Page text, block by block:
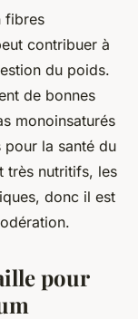
fibres
contribuer à
du poids.
de bonnes
monoinsaturés
la santé du
très nutritifs, les
donc il est
pour